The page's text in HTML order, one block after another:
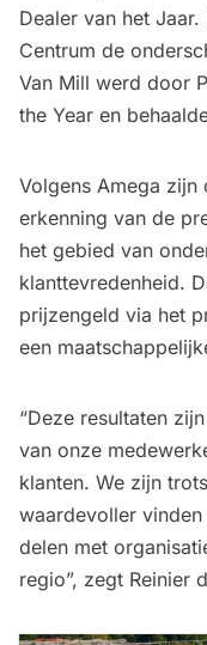
Dealer van het
Centrum de
Van Mill werd door
the Year en
Volgens Amega zijn
erkenning van de
het gebied van
klanttevredenheid.
prijzengeld via het
een
“Deze resultaten
van onze
klanten. We zijn
waardevoller
delen met
regio”, zegt Reinier